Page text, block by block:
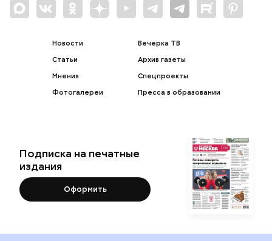
Новости
Статьи
Мнения
Фотогалереи
Вечерка ТВ
Архив газеты
Спецпроекты
Пресса в образовании
Подписка на печатные
издания
Оформить